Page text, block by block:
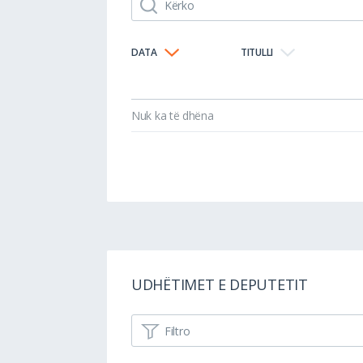
DATA TITULLI
Nuk ka të dhëna
UDHËTIMET E DEPUTETIT
Filtro